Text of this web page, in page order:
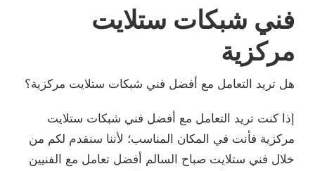
فني شبكات ستلايت
مركزية
هل تريد التعامل مع أفضل فني شبكات ستلايت مركزية؟
إذا كنت تريد التعامل مع أفضل فني شبكات ستلايت
مركزية فأنت في المكان المناسب؛ لأننا سنقدم لكم من
خلال فني ستلايت صباح السالم أفضل تعامل مع الفنيين